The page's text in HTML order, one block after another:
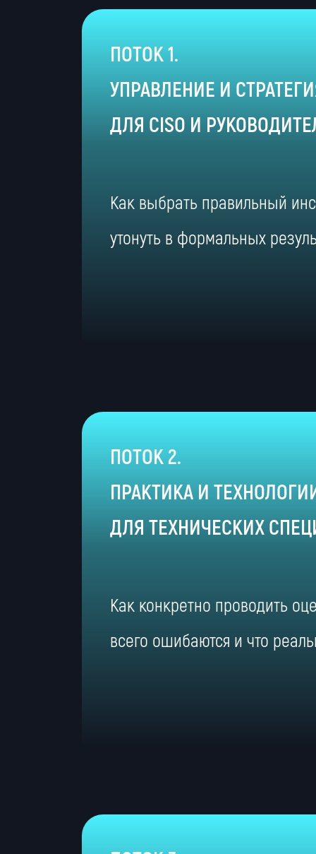
ПОТОК 1.
УПРАВЛЕНИЕ И
ДЛЯ CISO И
Как выбрать правильный
утонуть в формальных
ПОТОК 2.
ПРАКТИКА И
ДЛЯ ТЕХНИЧЕСКИХ
Как конкретно проводить
всего ошибаются и что